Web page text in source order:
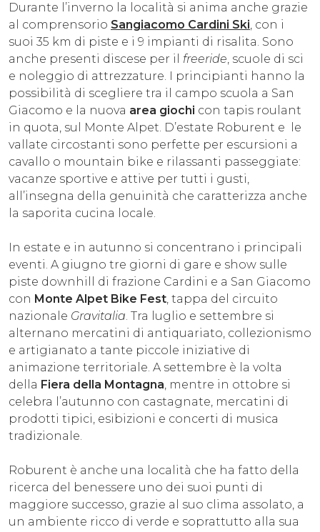
Durante l’inverno la località si anima anche grazie
al comprensorio Sangiacomo Cardini Ski , con i
suoi 35 km di piste e i 9 impianti di risalita. Sono
anche presenti discese per il freeride , scuole di sci
e noleggio di attrezzature. I principianti hanno la
possibilità di scegliere tra il campo scuola a San
Giacomo e la nuova area giochi con tapis roulant
in quota, sul Monte Alpet. D’estate Roburent e le
vallate circostanti sono perfette per escursioni a
cavallo o mountain bike e rilassanti passeggiate:
vacanze sportive e attive per tutti i gusti,
all’insegna della genuinità che caratterizza anche
la saporita cucina locale.
In estate e in autunno si concentrano i principali
eventi. A giugno tre giorni di gare e show sulle
piste downhill di frazione Cardini e a San Giacomo
con Monte Alpet Bike Fest , tappa del circuito
nazionale Gravitalia . Tra luglio e settembre si
alternano mercatini di antiquariato, collezionismo
e artigianato a tante piccole iniziative di
animazione territoriale. A settembre è la volta
della Fiera della Montagna , mentre in ottobre si
celebra l’autunno con castagnate, mercatini di
prodotti tipici, esibizioni e concerti di musica
tradizionale.
Roburent è anche una località che ha fatto della
ricerca del benessere uno dei suoi punti di
maggiore successo, grazie al suo clima assolato, a
un ambiente ricco di verde e soprattutto alla sua